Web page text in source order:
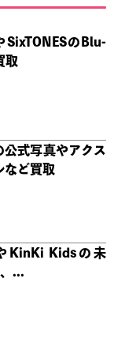
のBlu-
取
式写真やアクス
など買取
KinKi Kidsの未
...